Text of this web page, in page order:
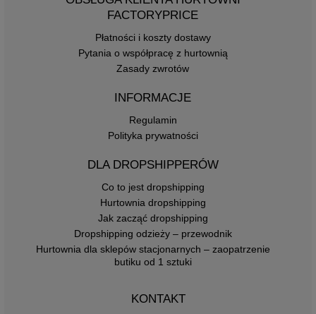
FACTORYPRICE
Płatności i koszty dostawy
Pytania o współpracę z hurtownią
Zasady zwrotów
INFORMACJE
Regulamin
Polityka prywatności
DLA DROPSHIPPERÓW
Co to jest dropshipping
Hurtownia dropshipping
Jak zacząć dropshipping
Dropshipping odzieży – przewodnik
Hurtownia dla sklepów stacjonarnych – zaopatrzenie
butiku od 1 sztuki
KONTAKT